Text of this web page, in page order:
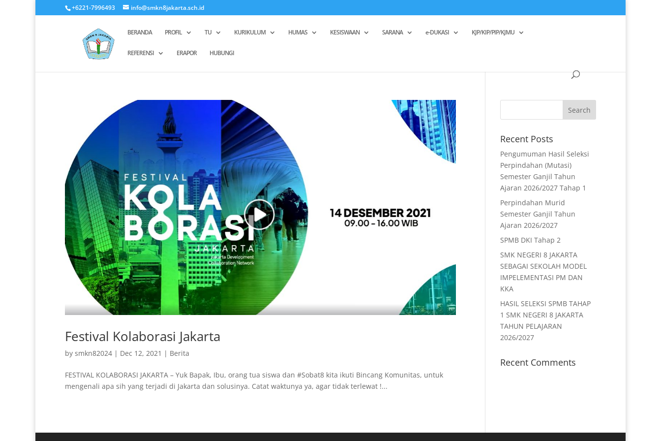
+6221-7996493 info@smkn8jakarta.sch.id
BERANDA PROFIL TU KURIKULUM HUMAS KESISWAAN SARANA e-DUKASI KJP/KIP/PIP/KJMU
REFERENSI ERAPOR HUBUNGI
Festival Kolaborasi Jakarta
by smkn82024 | Dec 12, 2021 | Berita
FESTIVAL KOLABORASI JAKARTA – Yuk Bapak, Ibu, orang tua siswa dan #Sobat8 kita ikuti Bincang Komunitas, untuk
mengenali apa sih yang terjadi di Jakarta dan solusinya. Catat waktunya ya, agar tidak terlewat !...
Recent Posts
Pengumuman Hasil Seleksi
Perpindahan (Mutasi)
Semester Ganjil Tahun
Ajaran 2026/2027 Tahap 1
Perpindahan Murid
Semester Ganjil Tahun
Ajaran 2026/2027
SPMB DKI Tahap 2
SMK NEGERI 8 JAKARTA
SEBAGAI SEKOLAH MODEL
IMPELEMENTASI PM DAN
KKA
HASIL SELEKSI SPMB TAHAP
1 SMK NEGERI 8 JAKARTA
TAHUN PELAJARAN
2026/2027
Recent Comments